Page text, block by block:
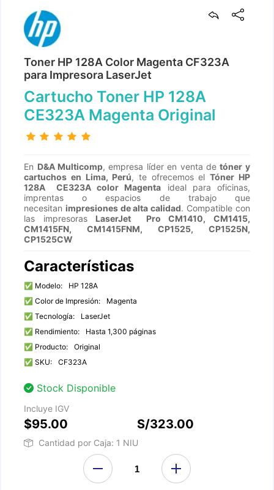
Toner HP 128A Color Magenta CF323A
para Impresora LaserJet
Cartucho Toner HP 128A
CE323A Magenta Original
En D&A Multicomp, empresa líder en venta detóner y
cartuchos en Lima, Perú, te ofrecemos el Tóner HP
128A CE323A color Magenta ideal para oficinas,
imprentas o espacios de trabajo que
necesitanimpresiones de alta calidad. Compatible con
las impresoras
LaserJet Pro
CM1410, CM1415,
CM1415FN, CM1415FNM, CP1525, CP1525N,
CP1525CW
Características
✅ Modelo:
HP 128A
✅ Color de Impresión:
Magenta
✅ Tecnología:
LaserJet
✅ Rendimiento:
Hasta 1,300 páginas
✅ Producto:
Original
✅ SKU:
CF323A
Stock Disponible
Incluye IGV
$95.00 S/323.00
Cantidad por Caja: 1 NIU